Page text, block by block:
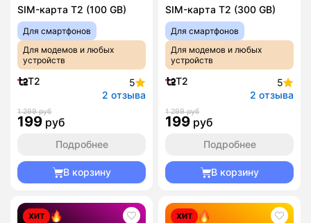
SIM-карта T2 (100 GB)
Для смартфонов
Для модемов и любых
устройств
T2
5
2 отзыва
1 299 руб
199 руб
Подробнее
В корзину
SIM-карта T2 (300 GB)
Для смартфонов
Для модемов и любых
устройств
T2
5
2 отзыва
1 299 руб
199 руб
Подробнее
В корзину
ХИТ ХИТ